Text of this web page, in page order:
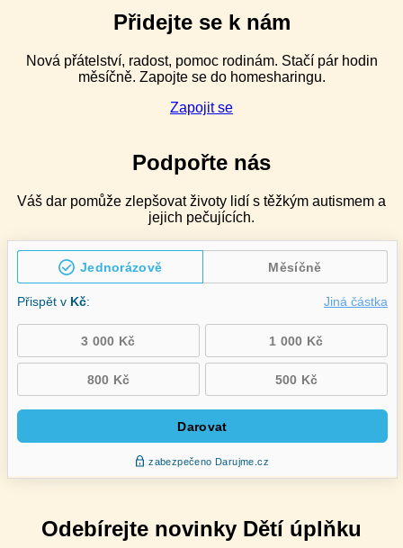
speciální
v ZŠ
speciálních
Přidejte se k nám
Nová přátelství, radost, pomoc rodinám. Stačí pár hodin
měsíčně. Zapojte se do homesharingu.
Zapojit se
Podpořte nás
Váš dar pomůže zlepšovat životy lidí s těžkým autismem a
jejich pečujících.
Odebírejte novinky Dětí úplňku